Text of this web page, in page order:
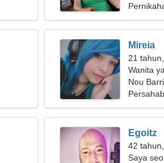
Mireia
21
Wanita
Nou
Egoitz
42
Saya